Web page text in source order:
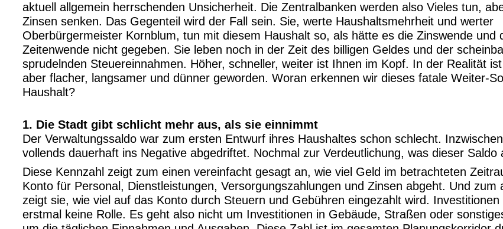
aktuell allgemein herrschenden Unsicherheit. Die Zentralbanken werden also Vieles tun,
Zinsen senken. Das Gegenteil wird der Fall sein. Sie, werte Haushaltsmehrheit und werter
Oberbürgermeister Kornblum, tun mit diesem Haushalt so, als hätte es die Zinswende und
Zeitenwende nicht gegeben. Sie leben noch in der Zeit des billigen Geldes und der
sprudelnden Steuereinnahmen. Höher, schneller, weiter ist Ihnen im Kopf. In der Realität
aber flacher, langsamer und dünner geworden. Woran erkennen wir dieses fatale Weiter-
Haushalt?
1. Die Stadt gibt schlicht mehr aus, als sie einnimmt
Der Verwaltungssaldo war zum ersten Entwurf ihres Haushaltes schon schlecht.
vollends dauerhaft ins Negative abgedriftet. Nochmal zur Verdeutlichung, was dieser Saldo
Diese Kennzahl zeigt zum einen vereinfacht gesagt an, wie viel Geld im betrachteten
Konto für Personal, Dienstleistungen, Versorgungszahlungen und Zinsen abgeht. Und zum
zeigt sie, wie viel auf das Konto durch Steuern und Gebühren eingezahlt wird. Investitionen
erstmal keine Rolle. Es geht also nicht um Investitionen in Gebäude, Straßen oder